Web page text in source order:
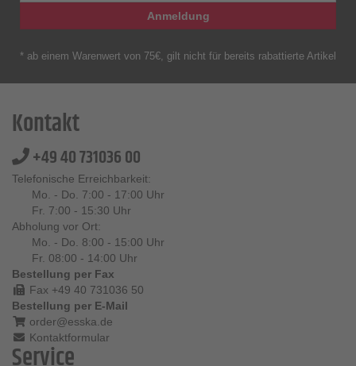
Anmeldung
* ab einem Warenwert von 75€, gilt nicht für bereits rabattierte Artikel
Kontakt
+49 40 731036 00
Telefonische Erreichbarkeit:
Mo. - Do. 7:00 - 17:00 Uhr
Fr. 7:00 - 15:30 Uhr
Abholung vor Ort:
Mo. - Do. 8:00 - 15:00 Uhr
Fr. 08:00 - 14:00 Uhr
Bestellung per Fax
Fax +49 40 731036 50
Bestellung per E-Mail
order@esska.de
Kontaktformular
Service